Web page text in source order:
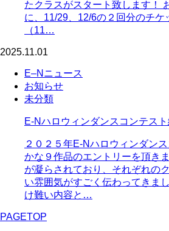
たクラスがスタート致します！
に、11/29、12/6の２回分のチケ
（11…
2025.11.01
E–Nニュース
お知らせ
未分類
E-Nハロウィンダンスコンテスト
２０２５年E-Nハロウィンダン
かな９作品のエントリーを頂き
が凝らされており、それぞれの
い雰囲気がすごく伝わってきま
け難い内容と…
PAGETOP